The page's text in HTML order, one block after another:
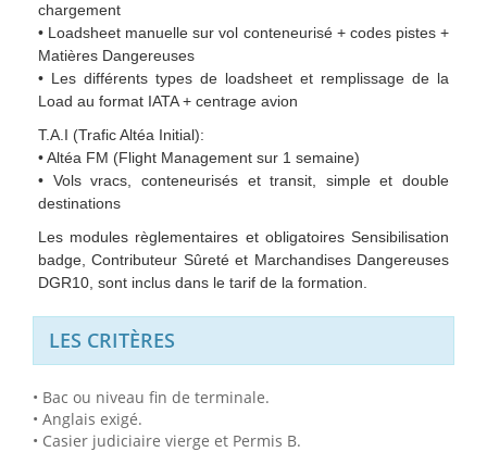
chargement
• Loadsheet manuelle sur vol conteneurisé + codes pistes +
Matières Dangereuses
• Les différents types de loadsheet et remplissage de la
Load au format IATA + centrage avion
T.A.I (Trafic Altéa Initial):
• Altéa FM (Flight Management sur 1 semaine)
• Vols vracs, conteneurisés et transit, simple et double
destinations
Les modules règlementaires et obligatoires Sensibilisation
badge, Contributeur Sûreté et Marchandises Dangereuses
DGR10, sont inclus dans le tarif de la formation.
LES CRITÈRES
• Bac ou niveau fin de terminale.
• Anglais exigé.
• Casier judiciaire vierge et Permis B.